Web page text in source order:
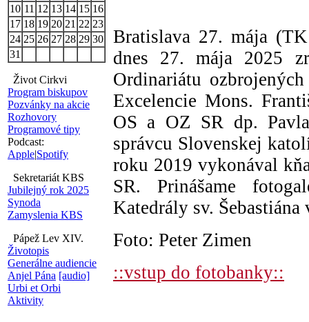
10 11 12 13 14 15 16
17 18 19 20 21 22 23
24 25 26 27 28 29 30
31
Život Cirkvi
Program biskupov
Pozvánky na akcie
Rozhovory
Programové tipy
Podcast:
Apple|Spotify
Sekretariát KBS
Jubilejný rok 2025
Synoda
Zamyslenia KBS
Pápež Lev XIV.
Životopis
Generálne audiencie
Anjel Pána [audio]
Urbi et Orbi
Aktivity
Bratislava 27. mája
dnes 27. mája 2025
Ordinariátu
Excelencie Mons.
OS a OZ SR dp.
správcu Slovenskej
roku 2019 vykonával
SR. Prinášame
Katedrály sv.
Foto: Peter Zimen
::vstup do fotobanky::